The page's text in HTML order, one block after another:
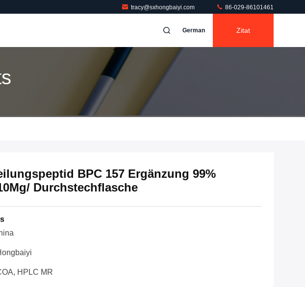
tracy@sxhongbaiyi.com 86-029-86101461
German Zitat
BPC 157 Ergänzung 99%
Durchstechflasche
HPLC MR